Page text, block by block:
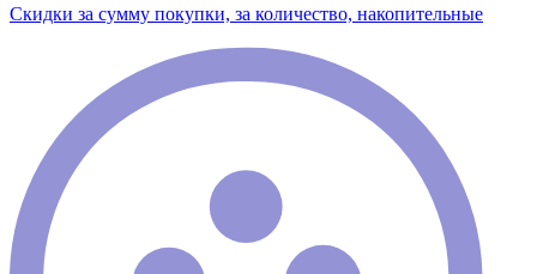
Скидки за сумму покупки, за количество, накопительные